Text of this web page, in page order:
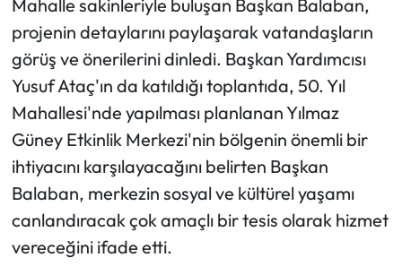
Mahalle sakinleriyle buluşan Başkan Balaban,
projenin detaylarını paylaşarak vatandaşların
görüş ve önerilerini dinledi. Başkan Yardımcısı
Yusuf Ataç'ın da katıldığı toplantıda, 50. Yıl
Mahallesi'nde yapılması planlanan Yılmaz
Güney Etkinlik Merkezi'nin bölgenin önemli bir
ihtiyacını karşılayacağını belirten Başkan
Balaban, merkezin sosyal ve kültürel yaşamı
canlandıracak çok amaçlı bir tesis olarak hizmet
vereceğini ifade etti.